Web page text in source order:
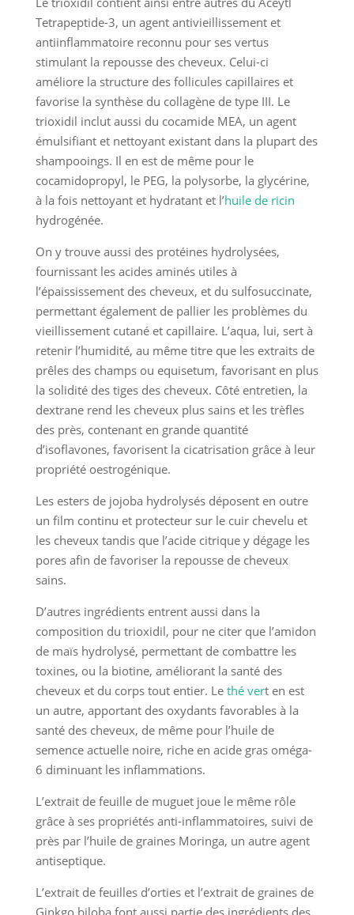
Tetrapeptide-3, un agent antivieillissement et
antiinflammatoire reconnu pour ses vertus
stimulant la repousse des cheveux. Celui-ci
améliore la structure des follicules capillaires et
favorise la synthèse du collagène de type III. Le
trioxidil inclut aussi du cocamide MEA, un agent
émulsifiant et nettoyant existant dans la plupart des
shampooings. Il en est de même pour le
cocamidopropyl, le PEG, la polysorbe, la glycérine,
à la fois nettoyant et hydratant et l’huile de ricin
hydrogénée.
On y trouve aussi des protéines hydrolysées,
fournissant les acides aminés utiles à
l’épaississement des cheveux, et du sulfosuccinate,
permettant également de pallier les problèmes du
vieillissement cutané et capillaire. L’aqua, lui, sert à
retenir l’humidité, au même titre que les extraits de
prêles des champs ou equisetum, favorisant en plus
la solidité des tiges des cheveux. Côté entretien, la
dextrane rend les cheveux plus sains et les trèfles
des près, contenant en grande quantité
d’isoflavones, favorisent la cicatrisation grâce à leur
propriété oestrogénique.
Les esters de jojoba hydrolysés déposent en outre
un film continu et protecteur sur le cuir chevelu et
les cheveux tandis que l’acide citrique y dégage les
pores afin de favoriser la repousse de cheveux
sains.
D’autres ingrédients entrent aussi dans la
composition du trioxidil, pour ne citer que l’amidon
de maïs hydrolysé, permettant de combattre les
toxines, ou la biotine, améliorant la santé des
cheveux et du corps tout entier. Le thé vert en est
un autre, apportant des oxydants favorables à la
santé des cheveux, de même pour l’huile de
semence actuelle noire, riche en acide gras oméga-
6 diminuant les inflammations.
L’extrait de feuille de muguet joue le même rôle
grâce à ses propriétés anti-inflammatoires, suivi de
près par l’huile de graines Moringa, un autre agent
antiseptique.
L’extrait de feuilles d’orties et l’extrait de graines de
Ginkgo biloba font aussi partie des ingrédients des